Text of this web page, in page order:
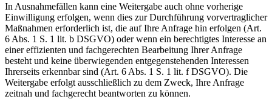
In Ausnahmefällen kann eine Weitergabe auch ohne vorherige
Einwilligung erfolgen, wenn dies zur Durchführung vorvertraglicher
Maßnahmen erforderlich ist, die auf Ihre Anfrage hin erfolgen (Art.
6 Abs. 1 S. 1 lit. b DSGVO) oder wenn ein berechtigtes Interesse an
einer effizienten und fachgerechten Bearbeitung Ihrer Anfrage
besteht und keine überwiegenden entgegenstehenden Interessen
Ihrerseits erkennbar sind (Art. 6 Abs. 1 S. 1 lit. f DSGVO). Die
Weitergabe erfolgt ausschließlich zu dem Zweck, Ihre Anfrage
zeitnah und fachgerecht beantworten zu können.